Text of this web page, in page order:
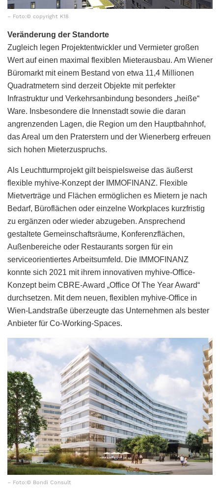
– Foto:© copyright K18
Veränderung der Standorte
Zugleich legen Projektentwickler und Vermieter großen
Wert auf einen maximal flexiblen Mieterausbau. Am Wiener
Büromarkt mit einem Bestand von etwa 11,4 Millionen
Quadratmetern sind derzeit Objekte mit perfekter
Infrastruktur und Verkehrsanbindung besonders „heiße“
Ware. Insbesondere die Innenstadt sowie die daran
angrenzenden Lagen, die Region um den Hauptbahnhof,
das Areal um den Praterstern und der Wienerberg erfreuen
sich hohen Mieterzuspruchs.
Als Leuchtturmprojekt gilt beispielsweise das äußerst
flexible myhive-Konzept der IMMOFINANZ. Flexible
Mietverträge und Flächen ermöglichen es Mietern je nach
Bedarf, Büroflächen oder einzelne Workplaces kurzfristig
zu ergänzen oder wieder abzugeben. Ansprechend
gestaltete Gemeinschaftsräume, Konferenzflächen,
Außenbereiche oder Restaurants sorgen für ein
serviceorientiertes Arbeitsumfeld. Die IMMOFINANZ
konnte sich 2021 mit ihrem innovativen myhive-Office-
Konzept beim CBRE-Award „Office Of The Year Award“
durchsetzen. Mit dem neuen, flexiblen myhive-Office in
Wien-Landstraße überzeugte das Unternehmen als bester
Anbieter für Co-Working-Spaces.
– Foto:© Bondi Consult